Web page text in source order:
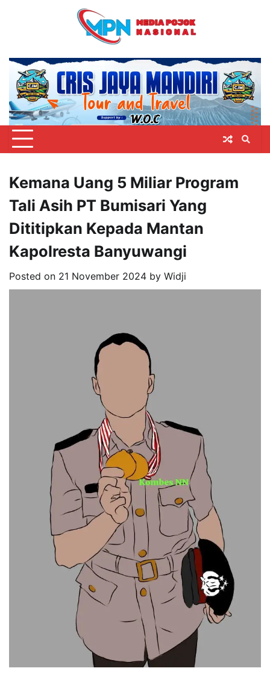
Kemana Uang 5 Miliar Program
Tali Asih PT Bumisari Yang
Dititipkan Kepada Mantan
Kapolresta Banyuwangi
Posted on 21 November 2024 by Widji